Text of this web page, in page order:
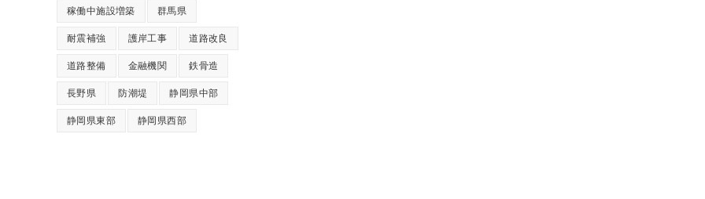
稼働中施設増築 群馬県
耐震補強 護岸工事 道路改良
道路整備 金融機関 鉄骨造
長野県 防潮堤 静岡県中部
静岡県東部 静岡県西部